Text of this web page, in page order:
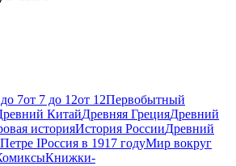
7от 7 до 12от 12Первобытный
КитайДревняя ГрецияДревний
историяИстория РоссииДревний
IРоссия в 1917 годуМир вокруг
Книжки-